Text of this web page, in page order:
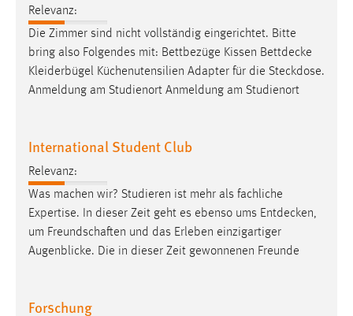
Relevanz:
Die Zimmer sind nicht vollständig eingerichtet. Bitte
bring also Folgendes mit: Bettbezüge Kissen Bettdecke
Kleiderbügel Küchenutensilien Adapter für die Steckdose.
Anmeldung am Studienort Anmeldung am Studienort
International Student Club
Relevanz:
Was machen wir? Studieren ist mehr als fachliche
Expertise. In dieser Zeit geht es ebenso ums Entdecken,
um Freundschaften und das Erleben einzigartiger
Augenblicke. Die in dieser Zeit gewonnenen Freunde
Forschung
Max. 13 Monate
MARKETING
Marketing Cookies werden von Drittanbietern
hinweg verfolgen.
Google Ads
Name:
_gcl_au